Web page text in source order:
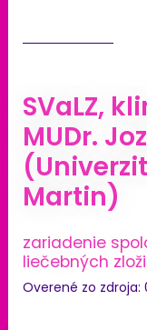
SVaLZ,
MUDr.
Martin)
zariadenie
liečebných
Overené zo zdroja: